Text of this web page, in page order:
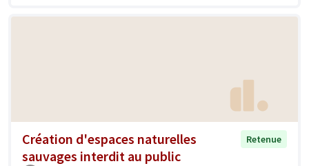
Création d'espaces naturelles
sauvages interdit au public
Retenue